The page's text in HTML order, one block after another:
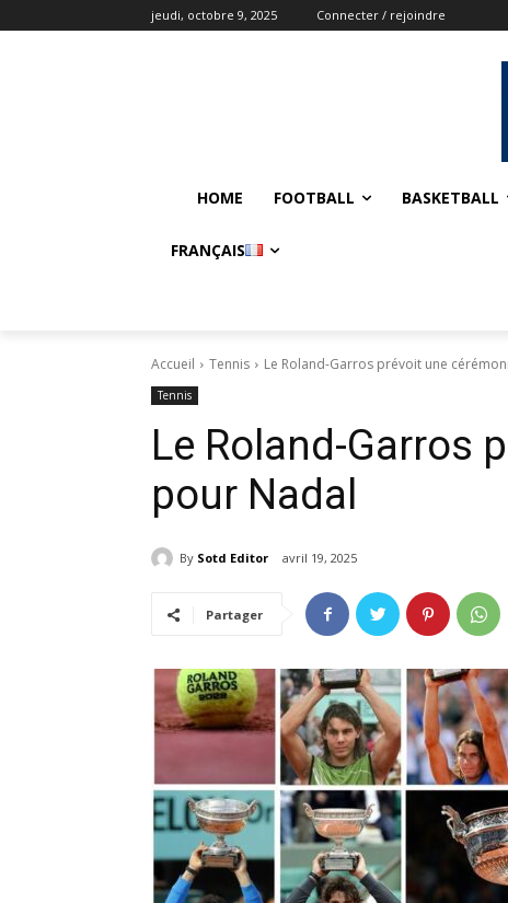
jeudi, octobre 9, 2025 Connecter / rejoindre
HOME FOOTBALL BASKETBALL
FRANÇAIS
Accueil Tennis Le Roland-Garros prévoit une
Tennis
Le Roland-Garros
pour Nadal
By Sotd Editor avril 19, 2025
Partager